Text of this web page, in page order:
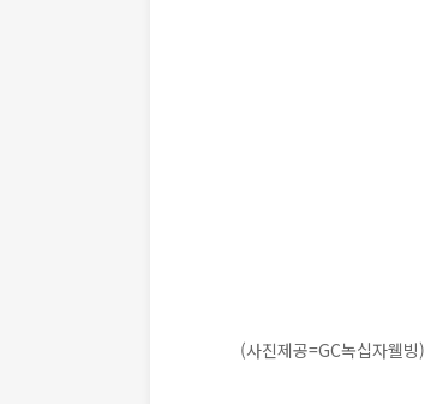
(사진제공=GC녹십자웰빙)